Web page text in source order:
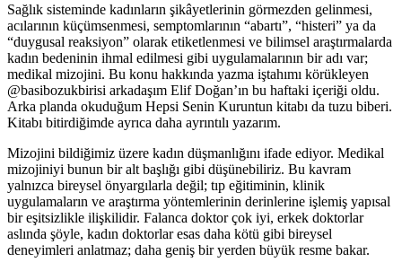
Sağlık sisteminde kadınların şikâyetlerinin görmezden gelinmesi,
acılarının küçümsenmesi, semptomlarının “abartı”, “histeri” ya da
“duygusal reaksiyon” olarak etiketlenmesi ve bilimsel araştırmalarda
kadın bedeninin ihmal edilmesi gibi uygulamalarının bir adı var;
medikal mizojini. Bu konu hakkında yazma iştahımı körükleyen
@basibozukbirisi arkadaşım Elif Doğan’ın bu haftaki içeriği oldu.
Arka planda okuduğum Hepsi Senin Kuruntun kitabı da tuzu biberi.
Kitabı bitirdiğimde ayrıca daha ayrıntılı yazarım.
Mizojini bildiğimiz üzere kadın düşmanlığını ifade ediyor. Medikal
mizojiniyi bunun bir alt başlığı gibi düşünebiliriz. Bu kavram
yalnızca bireysel önyargılarla değil; tıp eğitiminin, klinik
uygulamaların ve araştırma yöntemlerinin derinlerine işlemiş yapısal
bir eşitsizlikle ilişkilidir. Falanca doktor çok iyi, erkek doktorlar
aslında şöyle, kadın doktorlar esas daha kötü gibi bireysel
deneyimleri anlatmaz; daha geniş bir yerden büyük resme bakar.